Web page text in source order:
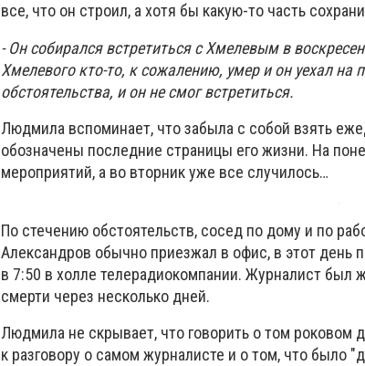
все, что он строил, а хотя бы какую-то часть
- Он собирался встретиться с Хмелевым в
Хмелевого кто-то, к сожалению, умер и он уехал на
обстоятельства, и он не смог встретиться.
Людмила вспоминает, что забыла с собой взять
обозначены последние страницы его жизни. На
мероприятий, а во вторник уже все случилось…
По стечению обстоятельств, сосед по дому и по
Александров обычно приезжал в офис, в этот день
в 7:50 в холле телерадиокомпании. Журналист был
смерти через несколько дней.
Людмила не скрывает, что говорить о том роковом
к разговору о самом журналисте и о том, что было